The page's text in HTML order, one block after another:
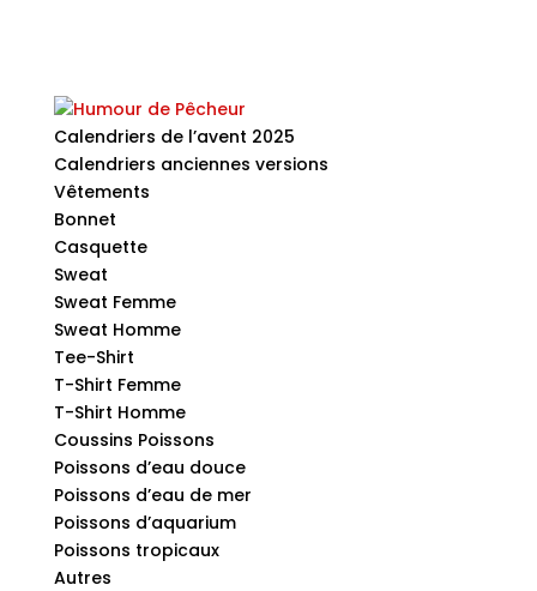
Calendriers de l’avent 2025
Calendriers anciennes versions
Vêtements
Bonnet
Casquette
Sweat
Sweat Femme
Sweat Homme
Tee-Shirt
T-Shirt Femme
T-Shirt Homme
Coussins Poissons
Poissons d’eau douce
Poissons d’eau de mer
Poissons d’aquarium
Poissons tropicaux
Autres